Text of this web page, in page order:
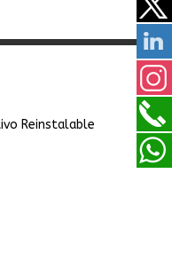
Reinstalable